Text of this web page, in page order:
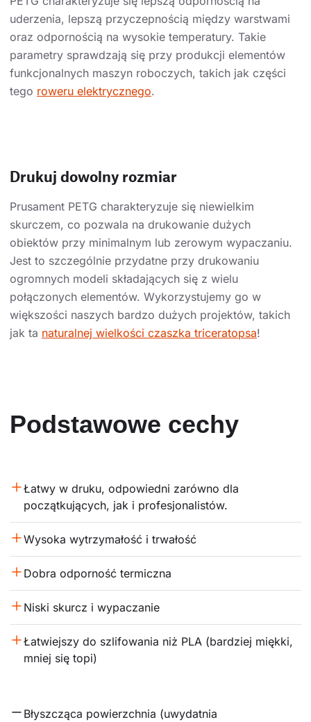
uderzenia, lepszą przyczepnością między warstwami
oraz odpornością na wysokie temperatury. Takie
parametry sprawdzają się przy produkcji elementów
funkcjonalnych maszyn roboczych, takich jak części
tego roweru elektrycznego.
Drukuj dowolny rozmiar
Prusament PETG charakteryzuje się niewielkim
skurczem, co pozwala na drukowanie dużych
obiektów przy minimalnym lub zerowym wypaczaniu.
Jest to szczególnie przydatne przy drukowaniu
ogromnych modeli składających się z wielu
połączonych elementów. Wykorzystujemy go w
większości naszych bardzo dużych projektów, takich
jak ta naturalnej wielkości czaszka triceratopsa!
Podstawowe cechy
Łatwy w druku, odpowiedni zarówno dla
początkujących, jak i profesjonalistów.
Wysoka wytrzymałość i trwałość
Dobra odporność termiczna
Niski skurcz i wypaczanie
Łatwiejszy do szlifowania niż PLA (bardziej miękki,
mniej się topi)
Błyszcząca powierzchnia (uwydatnia